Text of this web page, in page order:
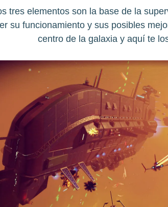
tres elementos son la base de la
su funcionamiento y sus posibles
centro de la galaxia y aquí te